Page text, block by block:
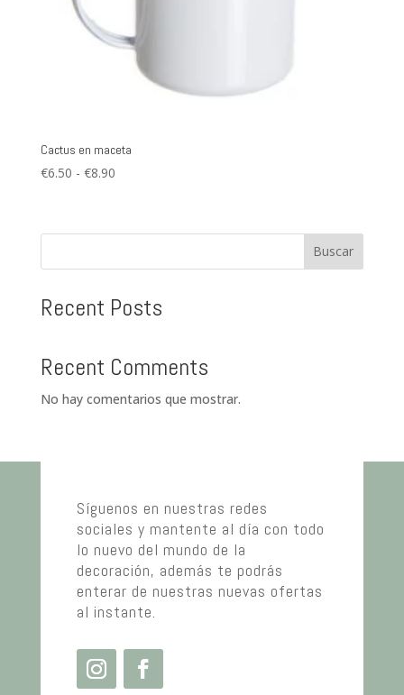
Cactus en maceta
€6.50 - €8.90Rango
desde
€8.90
Buscar
Recent Posts
Recent Comments
No hay comentarios que mostrar.
Síguenos en nuestras redes
sociales y mantente al día con todo
lo nuevo del mundo de la
decoración, además te podrás
enterar de nuestras nuevas ofertas
al instante.